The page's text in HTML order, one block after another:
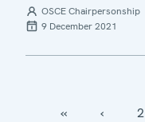
OSCE Chairpersonship
9 December 2021
‹‹ ‹ 2